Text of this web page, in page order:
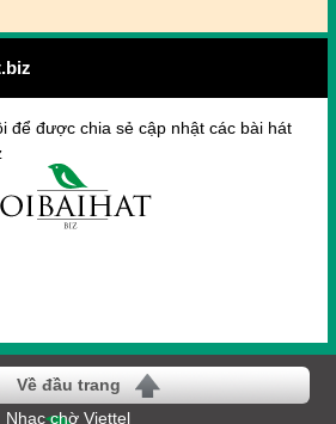
để được chia sẻ cập nhật các bài hát
Về đầu trang
Nhạc chờ Viettel